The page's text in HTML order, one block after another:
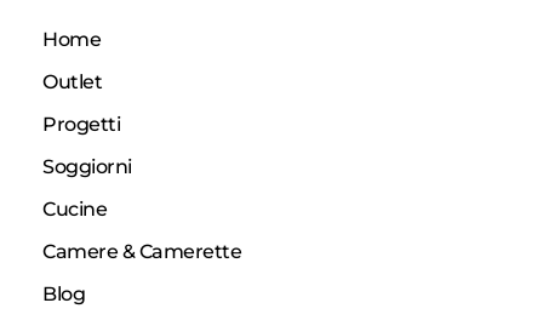
Home
Outlet
Progetti
Soggiorni
Cucine
Camere & Camerette
Blog